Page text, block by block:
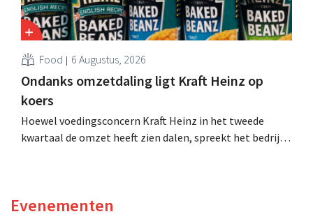
Food 6 Augustus, 2026
Ondanks omzetdaling ligt Kraft Heinz op
koers
Hoewel voedingsconcern Kraft Heinz in het tweede
kwartaal de omzet heeft zien dalen, spreekt het bedrijf
Evenementen